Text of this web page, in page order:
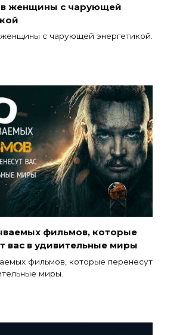
женщины с чарующей
женщины с чарующей энергетикой.
фильмов, которые
вас в удивительные миры
фильмов, которые перенесут
миры.